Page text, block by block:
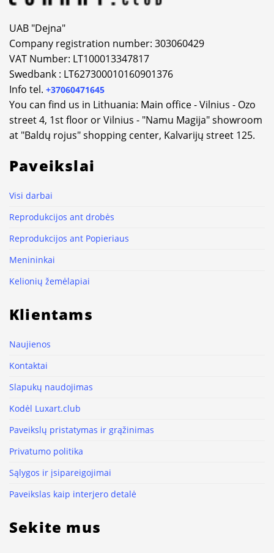
UAB "Dejna"
Company registration number: 303060429
VAT Number: LT100013347817
Swedbank : LT627300010160901376
Info tel. +37060471645
You can find us in Lithuania: Main office - Vilnius - Ozo
street 4, 1st floor or Vilnius - "Namu Magija" showroom
at "Baldų rojus" shopping center, Kalvarijų street 125.
Paveikslai
Visi darbai
Reprodukcijos ant drobės
Reprodukcijos ant Popieriaus
Menininkai
Kelionių žemėlapiai
Klientams
Naujienos
Kontaktai
Slapukų naudojimas
Kodėl Luxart.club
Paveikslų pristatymas ir grąžinimas
Privatumo politika
Sąlygos ir įsipareigojimai
Paveikslas kaip interjero detalė
Sekite mus